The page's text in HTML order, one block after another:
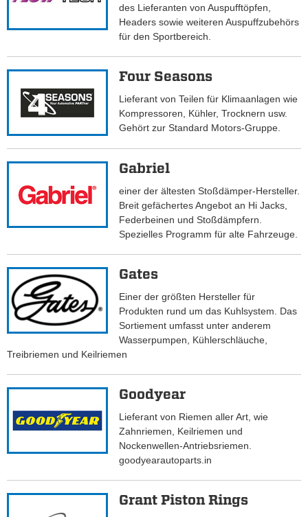
des Lieferanten von Auspufftöpfen,
Headers sowie weiteren Auspuffzubehörs
für den Sportbereich.
Four Seasons
Lieferant von Teilen für Klimaanlagen wie
Kompressoren, Kühler, Trocknern usw.
Gehört zur Standard Motors-Gruppe.
Gabriel
einer der ältesten Stoßdämper-Hersteller.
Breit gefächertes Angebot an Hi Jacks,
Federbeinen und Stoßdämpfern.
Spezielles Programm für alte Fahrzeuge.
Gates
Einer der größten Hersteller für
Produkten rund um das Kuhlsystem. Das
Sortiement umfasst unter anderem
Wasserpumpen, Kühlerschläuche,
Treibriemen und Keilriemen
Goodyear
Lieferant von Riemen aller Art, wie
Zahnriemen, Keilriemen und
Nockenwellen-Antriebsriemen.
goodyearautoparts.in
Grant Piston Rings